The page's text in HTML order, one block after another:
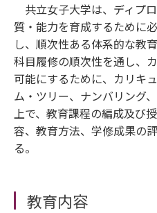
共立女子大学は、ディプ
質・能力を育成するために
し、順次性ある体系的な教
科目履修の順次性を通し、
可能にするために、カリキ
ム・ツリー、ナンバリング
上で、教育課程の編成及び
容、教育方法、学修成果の
る。
教育内容